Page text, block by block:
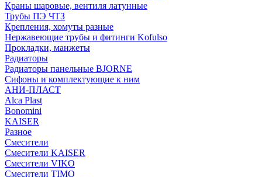
Краны шаровые, вентиля латунные
Трубы ПЭ ЧТЗ
Крепления, хомуты разные
Нержавеющие трубы и фитинги Kofulso
Прокладки, манжеты
Радиаторы
Радиаторы панельные BJORNE
Сифоны и комплектующие к ним
АНИ-ПЛАСТ
Alca Plast
Bonomini
KAISER
Разное
Смесители
Смесители KAISER
Смесители VIKO
Смесители TIMO